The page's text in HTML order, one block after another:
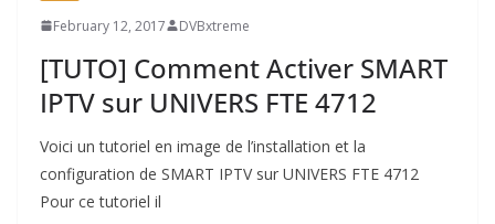
February 12, 2017 DVBxtreme
[TUTO] Comment Activer SMART
IPTV sur UNIVERS FTE 4712
Voici un tutoriel en image de l’installation et la
configuration de SMART IPTV sur UNIVERS FTE 4712
Pour ce tutoriel il